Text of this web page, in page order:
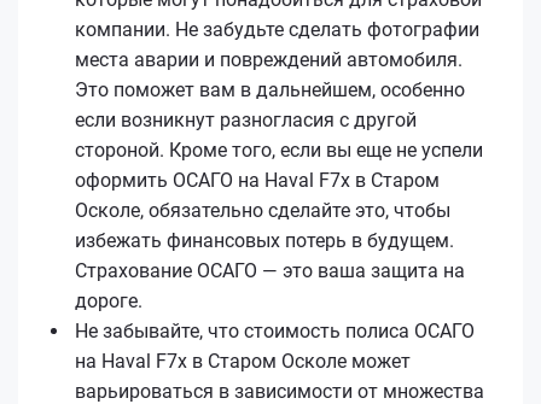
компании. Не забудьте сделать фотографии
места аварии и повреждений автомобиля.
Это поможет вам в дальнейшем, особенно
если возникнут разногласия с другой
стороной. Кроме того, если вы еще не успели
оформить ОСАГО на Haval F7x в Старом
Осколе, обязательно сделайте это, чтобы
избежать финансовых потерь в будущем.
Страхование ОСАГО — это ваша защита на
дороге.
Не забывайте, что стоимость полиса ОСАГО
на Haval F7x в Старом Осколе может
варьироваться в зависимости от множества